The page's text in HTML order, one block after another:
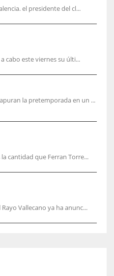
el presidente del cl...
cabo este viernes su últi...
la pretemporada en un ...
la cantidad que Ferran Torre...
Rayo Vallecano ya ha anunc...